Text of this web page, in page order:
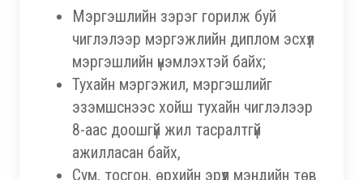
Мэргэшлийн зэрэг горилж буй
чиглэлээр мэргэжлийн диплом эсхүл
мэргэшлийн үнэмлэхтэй байх;
Тухайн мэргэжил, мэргэшлийг
эзэмшснээс хойш тухайн чиглэлээр
8-аас доошгүй жил тасралтгүй
ажилласан байх,
Сум, тосгон, өрхийн эрүүл мэндийн төв